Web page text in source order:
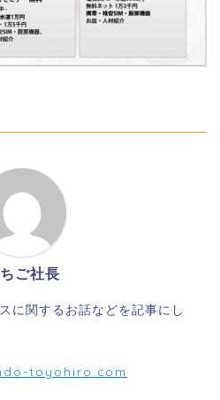
ご社長
に関するお話などを記事にし
toyohiro.com